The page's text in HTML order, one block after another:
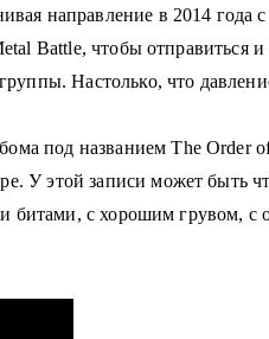
направление в 2014 года
Battle, чтобы отправиться и
группы.Настолько, что
под названием The Order
У этой записи может быть
битами, с хорошим грувом, с